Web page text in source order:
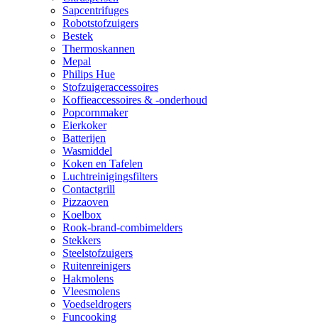
Sapcentrifuges
Robotstofzuigers
Bestek
Thermoskannen
Mepal
Philips Hue
Stofzuigeraccessoires
Koffieaccessoires & -onderhoud
Popcornmaker
Eierkoker
Batterijen
Wasmiddel
Koken en Tafelen
Luchtreinigingsfilters
Contactgrill
Pizzaoven
Koelbox
Rook-brand-combimelders
Stekkers
Steelstofzuigers
Ruitenreinigers
Hakmolens
Vleesmolens
Voedseldrogers
Funcooking